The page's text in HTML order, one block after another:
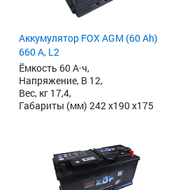
Аккумулятор FOX AGM (60 Ah)
660 А, L2
Ёмкость 60 А·ч,
Напряжение, В 12,
Вес, кг 17,4,
Габариты (мм) 242 x190 x175